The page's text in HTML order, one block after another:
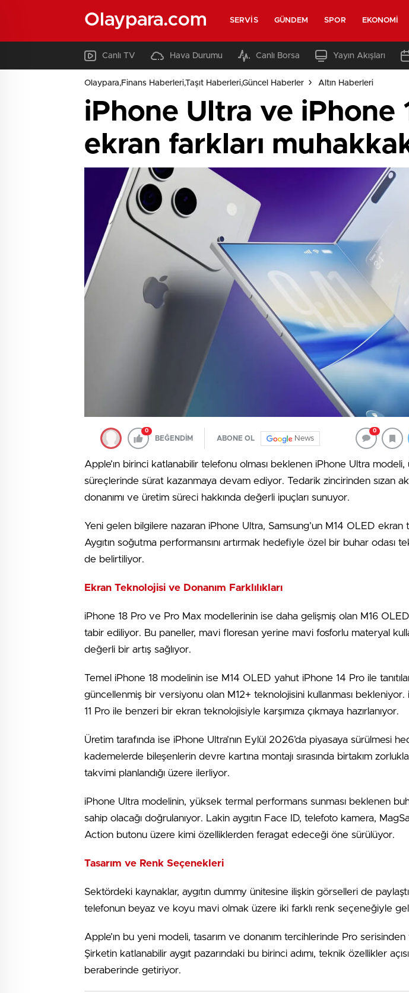
Olaypara.com SERVIS GÜNDEM SPOR EKONOMI
Canlı TV Hava Durumu Canlı Borsa Yayın Akışları
Olaypara,Finans Haberleri,Taşıt Haberleri,Güncel Haberler Altın Haberleri
iPhone Ultra ve iPhone
ekran farkları
0
BEĞENDİM ABONE OL News
0
Apple’ın birinci katlanabilir telefonu olması beklenen iPhone Ultra modeli,
süreçlerinde sürat kazanmaya devam ediyor. Tedarik zincirinden sızan
donanımı ve üretim süreci hakkında değerli ipuçları sunuyor.
Yeni gelen bilgilere nazaran iPhone Ultra, Samsung’un M14 OLED ekran
Aygıtın soğutma performansını artırmak hedefiyle özel bir buhar odası
de belirtiliyor.
Ekran Teknolojisi ve Donanım Farklılıkları
iPhone 18 Pro ve Pro Max modellerinin ise daha gelişmiş olan M16
tabir ediliyor. Bu paneller, mavi floresan yerine mavi fosforlu materyal
değerli bir artış sağlıyor.
Temel iPhone 18 modelinin ise M14 OLED yahut iPhone 14 Pro ile
güncellenmiş bir versiyonu olan M12+ teknolojisini kullanması bekleniyor.
11 Pro ile benzeri bir ekran teknolojisiyle karşımıza çıkmaya hazırlanıyor.
Üretim tarafında ise iPhone Ultra’nın Eylül 2026’da piyasaya sürülmesi
kademelerde bileşenlerin devre kartına montajı sırasında birtakım
takvimi planlandığı üzere ilerliyor.
iPhone Ultra modelinin, yüksek termal performans sunması beklenen
sahip olacağı doğrulanıyor. Lakin aygıtın Face ID, telefoto kamera,
Action butonu üzere kimi özelliklerden feragat edeceği öne sürülüyor.
Tasarım ve Renk Seçenekleri
Sektördeki kaynaklar, aygıtın dummy ünitesine ilişkin görselleri de
telefonun beyaz ve koyu mavi olmak üzere iki farklı renk seçeneğiyle
Apple’ın bu yeni modeli, tasarım ve donanım tercihlerinde Pro serisinden
Şirketin katlanabilir aygıt pazarındaki bu birinci adımı, teknik özellikler
beraberinde getiriyor.